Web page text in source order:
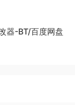
器-BT/百度网盘